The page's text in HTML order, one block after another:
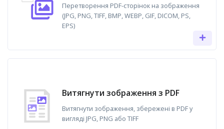
Перетворення PDF-сторінок на зображення
(JPG, PNG, TIFF, BMP, WEBP, GIF, DICOM, PS,
EPS)
Витягнути зображення з PDF
Витягнути зображення, збережені в PDF у
вигляді JPG, PNG або TIFF